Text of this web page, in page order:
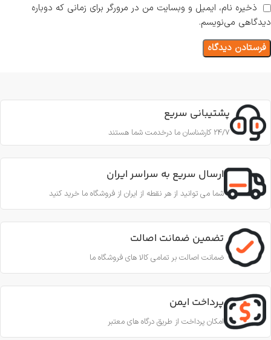
ذخیره نام، ایمیل و وبسایت من در مرورگر برای زمانی که دوباره
دیدگاهی می‌نویسم.
پشتیبانی سریع
24/7 کارشناسان ما درخدمت شما هستند
ارسال سریع به سراسر ایران
شما می توانید از هر نقطه از ایران از فروشگاه ما خرید کنید
تضمین ضمانت اصالت
ضمانت اصالت بر تمامی کالا های فروشگاه ما
پرداخت ایمن
امکان پرداخت از طریق درگاه های معتبر